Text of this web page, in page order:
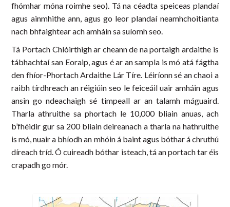
fhómhar móna roimhe seo). Tá na céadta speiceas plandaí
agus ainmhithe ann, agus go leor plandaí neamhchoitianta
nach bhfaightear ach amháin sa suíomh seo.
Tá Portach Chlóirthigh ar cheann de na portaigh ardaithe is
tábhachtaí san Eoraip, agus é ar an sampla is mó atá fágtha
den fhíor-Phortach Ardaithe Lár Tíre. Léiríonn sé an chaoi a
raibh tírdhreach an réigiúin seo le feiceáil uair amháin agus
ansin go ndeachaigh sé timpeall ar an talamh máguaird.
Tharla athruithe sa phortach le 10,000 bliain anuas, ach
b’fhéidir gur sa 200 bliain deireanach a tharla na hathruithe
is mó, nuair a bhíodh an mhóin á baint agus bóthar á chruthú
díreach tríd. Ó cuireadh bóthar isteach, tá an portach tar éis
crapadh go mór.